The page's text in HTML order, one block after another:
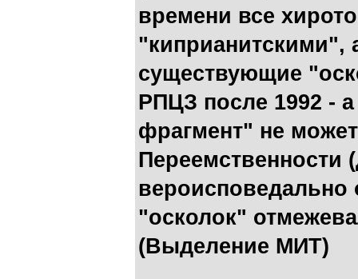
времени все
"киприанитскими",
существующие
РПЦЗ после 1992 -
фрагмент" не
Переемственности
вероисповедально
"осколок"
(Выделение МИТ)